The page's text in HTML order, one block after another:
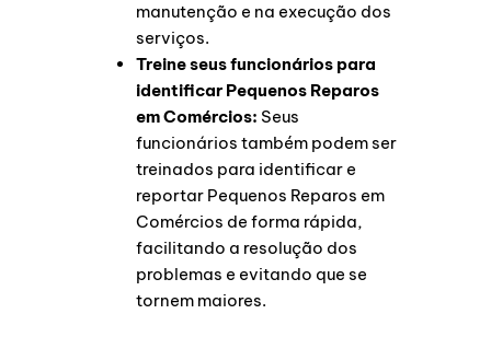
manutenção e na execução dos
serviços.
Treine seus funcionários para
identificar Pequenos Reparos
em Comércios: Seus
funcionários também podem ser
treinados para identificar e
reportar Pequenos Reparos em
Comércios de forma rápida,
facilitando a resolução dos
problemas e evitando que se
tornem maiores.